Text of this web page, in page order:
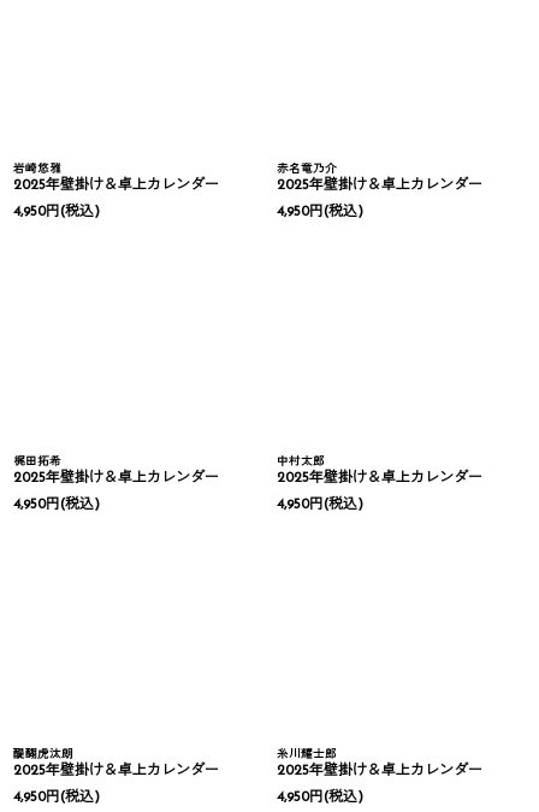
岩崎悠雅
2025年壁掛け＆卓上カレンダー
4,950円(税込)
赤名竜乃介
2025年壁掛け＆卓上カレンダー
4,950円(税込)
梶田拓希
2025年壁掛け＆卓上カレンダー
4,950円(税込)
中村太郎
2025年壁掛け＆卓上カレンダー
4,950円(税込)
醍醐虎汰朗
2025年壁掛け＆卓上カレンダー
4,950円(税込)
糸川耀士郎
2025年壁掛け＆卓上カレンダー
4,950円(税込)